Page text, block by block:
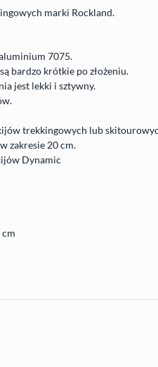
marki Rockland.
7075.
bardzo krótkie po złożeniu.
jest lekki i sztywny.
trekkingowych lub
zakresie 20 cm.
Dynamic
cm